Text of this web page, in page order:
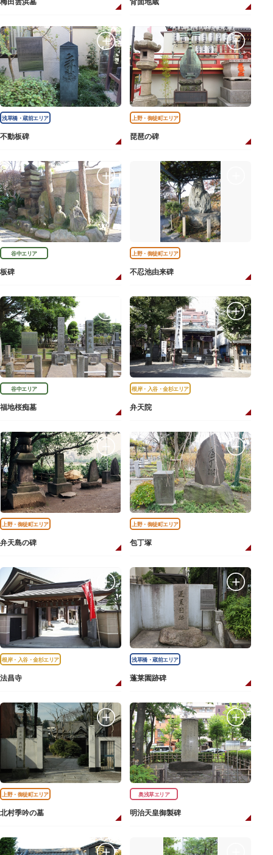
浅草橋・蔵前エリア
不動板碑
上野・御徒町エリア
琵琶の碑
谷中エリア
板碑
上野・御徒町エリア
不忍池由来碑
谷中エリア
福地桜痴墓
根岸・入谷・金杉エリア
弁天院
上野・御徒町エリア
弁天島の碑
上野・御徒町エリア
包丁塚
根岸・入谷・金杉エリア
法昌寺
浅草橋・蔵前エリア
蓬莱園跡碑
上野・御徒町エリア
北村季吟の墓
奥浅草エリア
明治天皇御製碑